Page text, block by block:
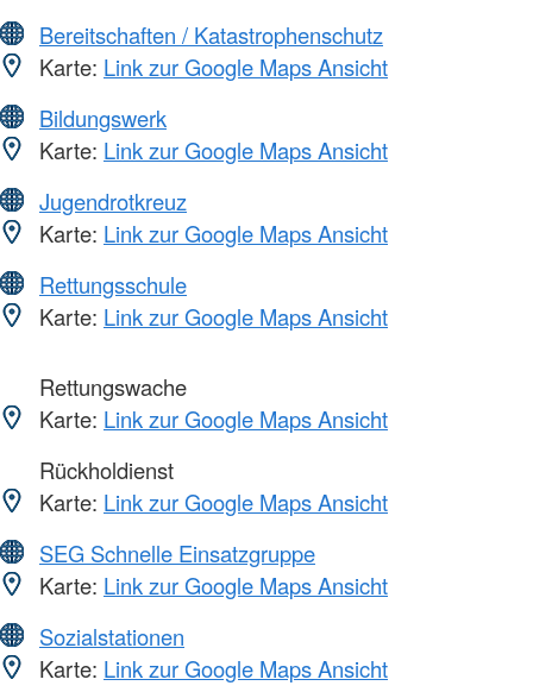
Bereitschaften / Katastrophenschutz
Karte: Link zur Google Maps Ansicht
Bildungswerk
Karte: Link zur Google Maps Ansicht
Jugendrotkreuz
Karte: Link zur Google Maps Ansicht
Rettungsschule
Karte: Link zur Google Maps Ansicht
Rettungswache
Karte: Link zur Google Maps Ansicht
Rückholdienst
Karte: Link zur Google Maps Ansicht
SEG Schnelle Einsatzgruppe
Karte: Link zur Google Maps Ansicht
Sozialstationen
Karte: Link zur Google Maps Ansicht